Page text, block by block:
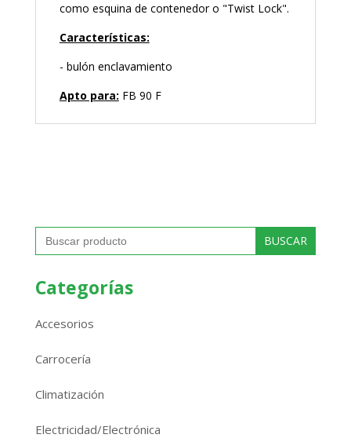
como esquina de contenedor o "Twist Lock".
Características:
- bulón enclavamiento
Apto para: FB 90 F
Buscar:
Categorías
Accesorios
Carrocería
Climatización
Electricidad/Electrónica